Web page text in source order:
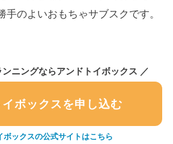
手のよいおもちゃサブスクです。
ニングならアンドトイボックス ／
ボックスを申し込む
ボックスの公式サイトはこちら